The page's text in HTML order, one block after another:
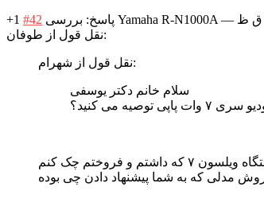
+1 #42 پاسخ: بررسی Yamaha R-N1000A —
نقل قول از طوفان:
نقل قول از شهرام:
سلام خانم دکتر یوسفی
توصیه می کنید؟
و فروختم چک کنم
مدلی که به شما پیشنهاد دادن چی بوده